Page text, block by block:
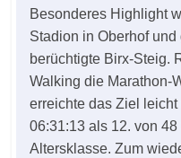
Besonderes Highlight
Stadion in Oberhof
berüchtigte Birx-Steig.
Walking die Marathon-
erreichte das Ziel
06:31:13 als 12. von
Altersklasse. Zum